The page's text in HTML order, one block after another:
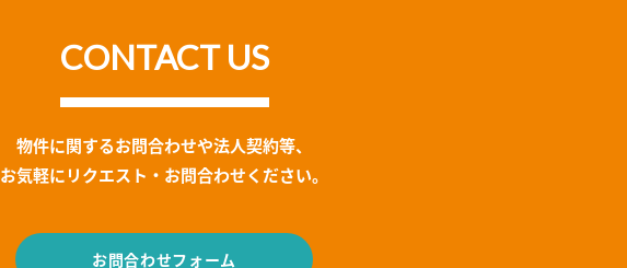
CONTACT US
物件に関するお問合わせや法人契約等、
お気軽にリクエスト・お問合わせください。
お問合わせフォーム